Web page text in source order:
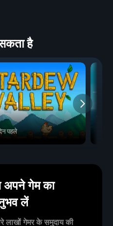
है
पहले
गेम का
लें
लाखों गेमर के समुदाय की